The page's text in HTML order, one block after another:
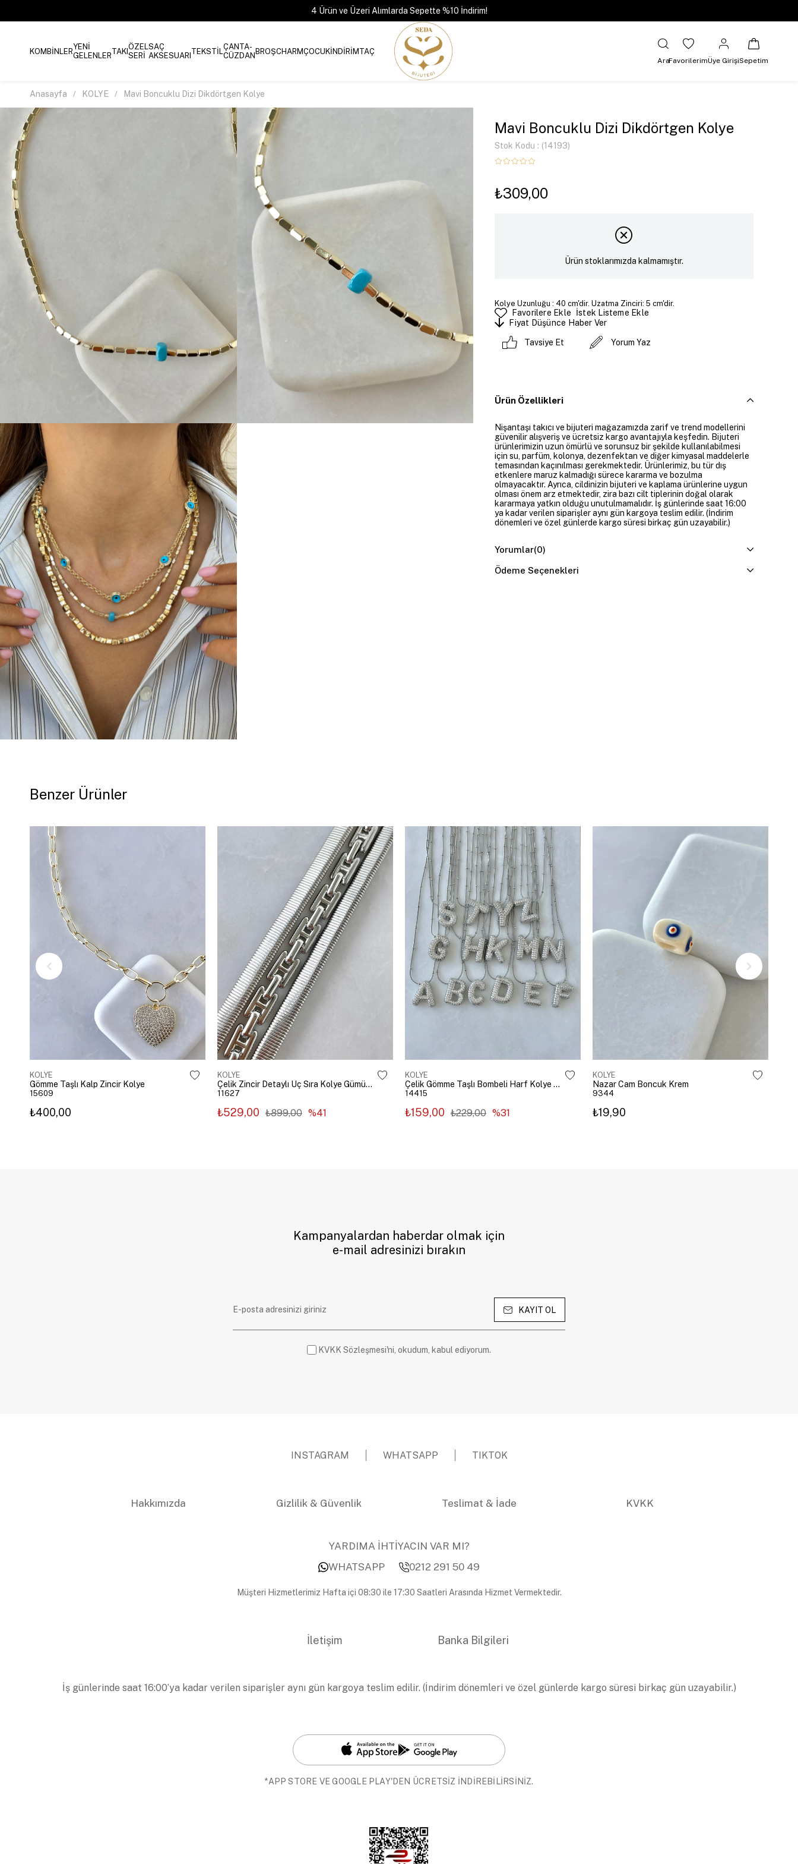
4 Ürün ve Üzeri Alımlarda Sepette %10 İndirim!
KOMBİNLERYENİ
GELENLERTAKIÖZEL
SERİ
SAÇ
AKSESUARI TEKSTİLÇANTA-
CÜZDANBROŞCHARMÇOCUKİNDİRİMTAÇ
AraFavorilerimÜye GirişiSepetim
Anasayfa KOLYE Mavi Boncuklu Dizi Dikdörtgen Kolye
Mavi Boncuklu Dizi Dikdörtgen Kolye
Stok Kodu (14193)
₺309,00
Ürün stoklarımızda kalmamıştır.
Kolye Uzunluğu : 40 cm'dir. Uzatma Zinciri: 5 cm'dir.
Favorilere Ekle
İstek Listeme Ekle
Fiyat Düşünce Haber Ver
Tavsiye Et Yorum Yaz
Ürün Özellikleri
Nişantaşı takıcı ve bijuteri mağazamızda zarif ve trend modellerini
güvenilir alışveriş ve ücretsiz kargo avantajıyla keşfedin. Bijuteri
ürünlerimizin uzun ömürlü ve sorunsuz bir şekilde kullanılabilmesi
için su, parfüm, kolonya, dezenfektan ve diğer kimyasal maddelerle
temasından kaçınılması gerekmektedir. Ürünlerimiz, bu tür dış
etkenlere maruz kalmadığı sürece kararma ve bozulma
olmayacaktır. Ayrıca, cildinizin bijuteri ve kaplama ürünlerine uygun
olması önem arz etmektedir, zira bazı cilt tiplerinin doğal olarak
kararmaya yatkın olduğu unutulmamalıdır. İş günlerinde saat 16:00
ya kadar verilen siparişler aynı gün kargoya teslim edilir. (İndirim
dönemleri ve özel günlerde kargo süresi birkaç gün uzayabilir.)
Yorumlar(0)
Ödeme Seçenekleri
Benzer Ürünler
KOLYE
Gömme Taşlı Kalp Zincir Kolye
15609
₺400,00
KOLYE
Çelik Zincir Detaylı Üç Sıra Kolye Gümüş Renk
11627
₺529,00 ₺899,00 %41
KOLYE
Çelik Gömme Taşlı Bombeli Harf Kolye Gümüş
14415
₺159,00 ₺229,00 %31
KOLYE
Nazar Cam Boncuk Krem
9344
₺19,90
Kampanyalardan haberdar olmak için
e-mail adresinizi bırakın
KAYIT OL
KVKK Sözleşmesi'ni, okudum, kabul ediyorum.
INSTAGRAM WHATSAPP TIKTOK
Hakkımızda Gizlilik & Güvenlik Teslimat & İade KVKK
YARDIMA İHTİYACIN VAR MI?
WHATSAPP
0212 291 50 49
Müşteri Hizmetlerimiz Hafta içi 08:30 ile 17:30 Saatleri Arasında Hizmet Vermektedir.
İletişim Banka Bilgileri
İş günlerinde saat 16:00’ya kadar verilen siparişler aynı gün kargoya teslim edilir. (İndirim dönemleri ve özel günlerde kargo süresi birkaç gün uzayabilir.)
*APP STORE VE GOOGLE PLAY'DEN ÜCRETSİZ İNDİREBİLİRSİNİZ.